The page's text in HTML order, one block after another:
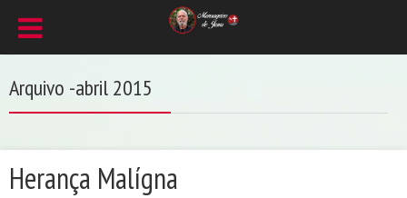
Arquivo -abril 2015
Herança Malígna